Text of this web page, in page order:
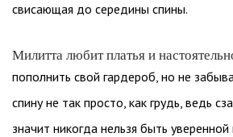
свисающая до середины спины.
Милитта любит платья и
пополнить свой гардероб, но не
спину не так просто, как грудь, ведь
значит никогда нельзя быть уверенной